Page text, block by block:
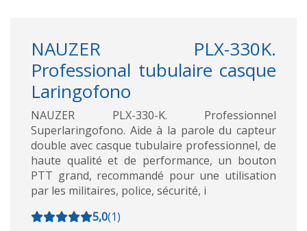
NAUZER PLX-330K.
Professional tubulaire casque
Laringofono
NAUZER PLX-330-K. Professionnel
Superlaringofono. Aide à la parole du capteur
double avec casque tubulaire professionnel, de
haute qualité et de performance, un bouton
PTT grand, recommandé pour une utilisation
par les militaires, police, sécurité, i
5,0(1)